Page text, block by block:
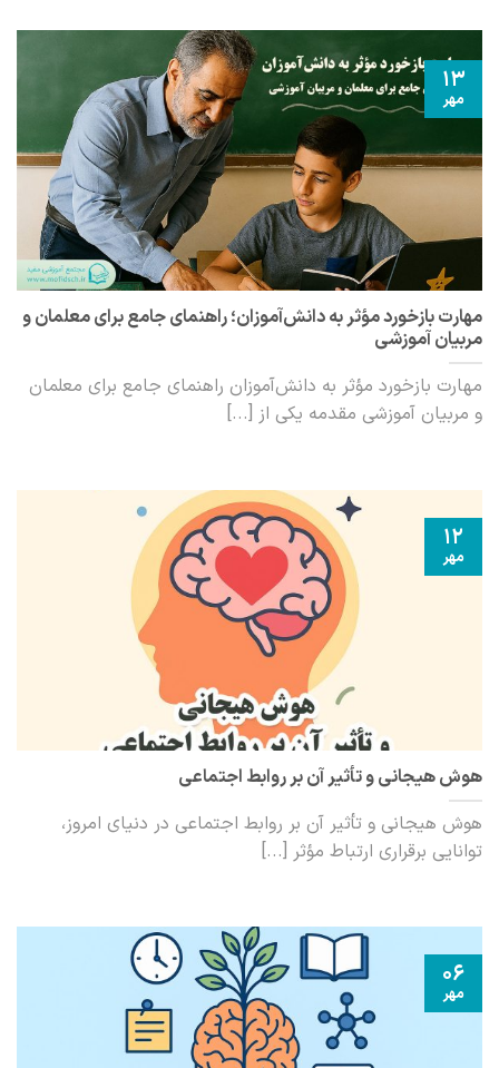
مهارت بازخورد مؤثر به دانش‌آموزان؛ راهنمای جامع برای معلمان و
مربیان آموزشی
مهارت بازخورد مؤثر به دانش‌آموزان راهنمای جامع برای معلمان
و مربیان آموزشی مقدمه یکی از [...]
13
مهر
هوش هیجانی و تأثیر آن بر روابط اجتماعی
هوش هیجانی و تأثیر آن بر روابط اجتماعی در دنیای امروز،
توانایی برقراری ارتباط مؤثر [...]
12
مهر
06
مهر